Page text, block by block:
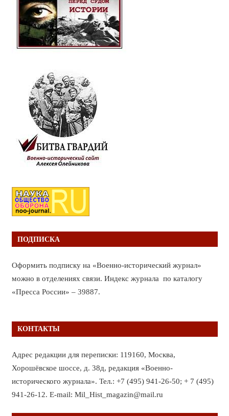
ПОДПИСКА
Оформить подписку на «Военно-исторический журнал»
можно в отделениях связи. Индекс журнала по каталогу
«Пресса России» – 39887.
КОНТАКТЫ
Адрес редакции для переписки: 119160, Москва,
Хорошёвское шоссе, д. 38д, редакция «Военно-
исторического журнала». Тел.: +7 (495) 941-26-50; + 7 (495)
941-26-12. E-mail: Mil_Hist_magazin@mail.ru